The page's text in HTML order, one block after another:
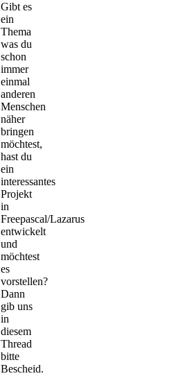
Gibt es
ein
Thema
was du
schon
immer
einmal
anderen
Menschen
näher
bringen
möchtest,
hast du
ein
interessantes
Projekt
in
Freepascal/Lazarus
entwickelt
und
möchtest
es
vorstellen?
Dann
gib uns
in
diesem
Thread
bitte
Bescheid.